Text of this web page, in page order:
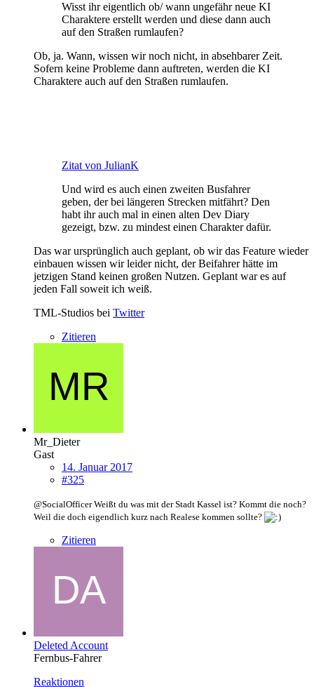
Wisst ihr eigentlich ob/ wann ungefähr neue KI
Charaktere erstellt werden und diese dann auch
auf den Straßen rumlaufen?
Ob, ja. Wann, wissen wir noch nicht, in absehbarer Zeit.
Sofern keine Probleme dann auftreten, werden die KI
Charaktere auch auf den Straßen rumlaufen.
Zitat von JulianK
Und wird es auch einen zweiten Busfahrer
geben, der bei längeren Strecken mitfährt? Den
habt ihr auch mal in einen alten Dev Diary
gezeigt, bzw. zu mindest einen Charakter dafür.
Das war ursprünglich auch geplant, ob wir das Feature wieder
einbauen wissen wir leider nicht, der Beifahrer hätte im
jetzigen Stand keinen großen Nutzen. Geplant war es auf
jeden Fall soweit ich weiß.
TML-Studios bei Twitter
Zitieren
Mr_Dieter
Gast
14. Januar 2017
#325
@SocialOfficer Weißt du was mit der Stadt Kassel ist? Kommt die noch?
Weil die doch eigendlich kurz nach Realese kommen sollte?
Zitieren
Deleted Account
Fernbus-Fahrer
Reaktionen